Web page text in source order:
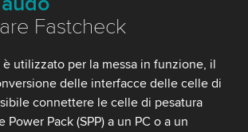
Fastcheck
utilizzato per la messa in funzione, il
delle interfacce delle celle di
connettere le celle di pesatura
Pack (SPP) a un PC o a un